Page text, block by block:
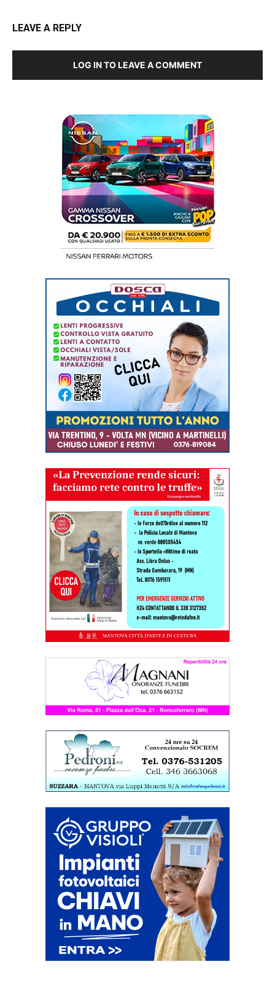
LEAVE A REPLY
LOG IN TO LEAVE A COMMENT